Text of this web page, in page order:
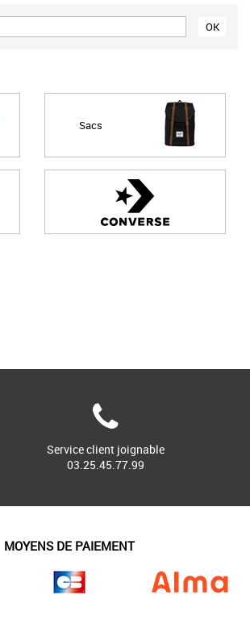
Sacs
Service client joignable
03.25.45.77.99
MOYENS DE PAIEMENT